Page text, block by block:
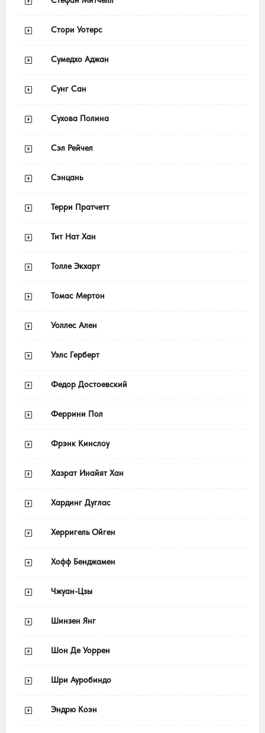
Стори Уотерс
Сумедхо Аджан
Сунг Сан
Сухова Полина
Сэл Рейчел
Сэнцань
Терри Пратчетт
Тит Нат Хан
Толле Экхарт
Томас Мертон
Уоллес Ален
Уэлс Герберт
Федор Достоевский
Феррини Пол
Фрэнк Кинслоу
Хазрат Инайят Хан
Хардинг Дуглас
Херригель Ойген
Хофф Бенджамен
Чжуан-Цзы
Шинзен Янг
Шон Де Уоррен
Шри Ауробиндо
Эндрю Коэн